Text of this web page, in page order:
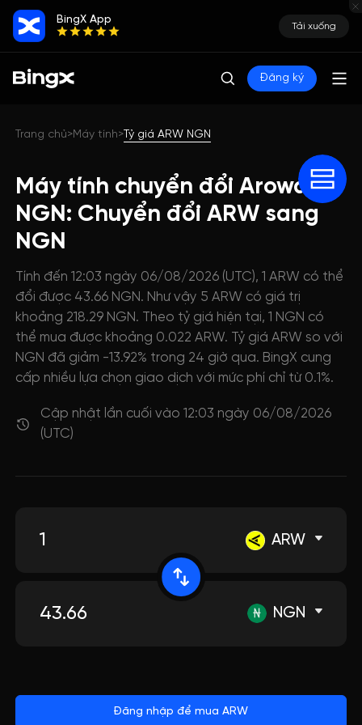
BingX App
Tải xuống
Đăng ký
Trang chủ>Máy tính>Tỷ giá ARW NGN
Máy tính chuyển đổi Arowana
NGN: Chuyển đổi ARW sang
NGN
Tính đến 12:03 ngày 06/08/2026 (UTC), 1 ARW có thể
đổi được 43.66 NGN. Như vậy 5 ARW có giá trị
khoảng 218.29 NGN. Theo tỷ giá hiện tại, 1 NGN có
thể mua được khoảng 0.022 ARW. Tỷ giá ARW so với
NGN đã giảm -13.92% trong 24 giờ qua. BingX cung
cấp nhiều lựa chọn giao dịch với mức phí chỉ từ 0.1%.
Cập nhật lần cuối vào 12:03 ngày 06/08/2026
(UTC)
ARW
NGN
Đăng nhập để mua ARW